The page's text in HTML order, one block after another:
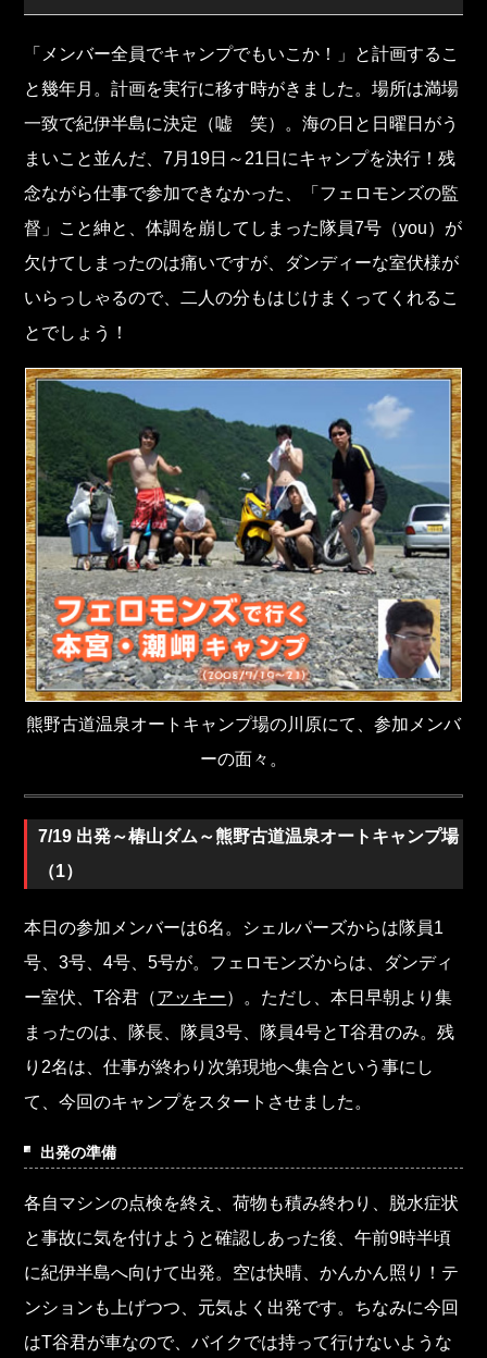
「メンバー全員でキャンプでもいこか！」と計画するこ
と幾年月。計画を実行に移す時がきました。場所は満場
一致で紀伊半島に決定（嘘 笑）。海の日と日曜日がう
まいこと並んだ、7月19日～21日にキャンプを決行！残
念ながら仕事で参加できなかった、「フェロモンズの監
督」こと紳と、体調を崩してしまった隊員7号（you）が
欠けてしまったのは痛いですが、ダンディーな室伏様が
いらっしゃるので、二人の分もはじけまくってくれるこ
とでしょう！
熊野古道温泉オートキャンプ場の川原にて、参加メンバ
ーの面々。
7/19 出発～椿山ダム～熊野古道温泉オートキャンプ場
（1）
本日の参加メンバーは6名。シェルパーズからは隊員1
号、3号、4号、5号が。フェロモンズからは、ダンディ
ー室伏、T谷君（アッキー）。ただし、本日早朝より集
まったのは、隊長、隊員3号、隊員4号とT谷君のみ。残
り2名は、仕事が終わり次第現地へ集合という事にし
て、今回のキャンプをスタートさせました。
出発の準備
各自マシンの点検を終え、荷物も積み終わり、脱水症状
と事故に気を付けようと確認しあった後、午前9時半頃
に紀伊半島へ向けて出発。空は快晴、かんかん照り！テ
ンションも上げつつ、元気よく出発です。ちなみに今回
はT谷君が車なので、バイクでは持って行けないような